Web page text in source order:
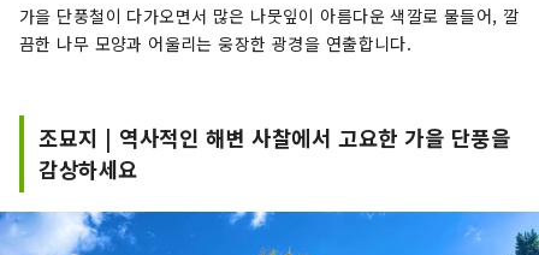
가을 단풍철이 다가오면서 많은 나뭇잎이 아름다운 색깔로 물들어, 깔
끔한 나무 모양과 어울리는 웅장한 광경을 연출합니다.
조묘지 | 역사적인 해변 사찰에서 고요한 가을 단풍을
감상하세요